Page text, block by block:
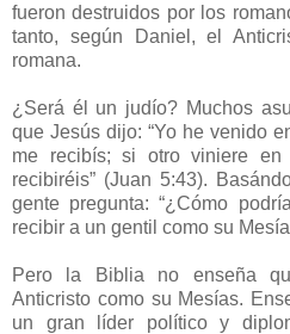
fueron destruidos por los
tanto, según Daniel, el
romana.
¿Será él un judío? Muchos
que Jesús dijo: “Yo he venido
me recibís; si otro viniere
recibiréis” (Juan 5:43).
gente pregunta: “¿Cómo
recibir a un gentil como su
Pero la Biblia no enseña
Anticristo como su Mesías.
un gran líder político y